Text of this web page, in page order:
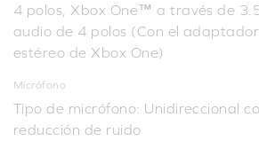
4 polos, Xbox One™ a través de
audio de 4 polos (Con el
estéreo de Xbox One)
Micrófono
Tipo de micrófono: Unidireccional
reducción de ruido